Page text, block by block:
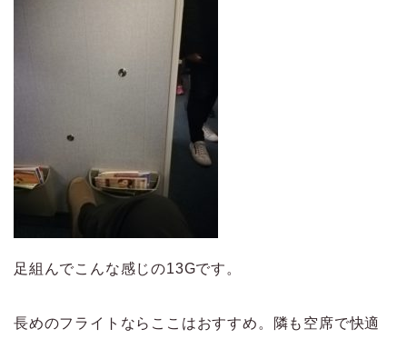
足組んでこんな感じの13Gです。
長めのフライトならここはおすすめ。隣も空席で快適